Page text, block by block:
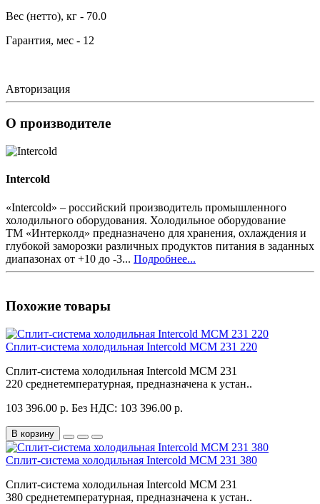
Вес (нетто), кг - 70.0
Гарантия, мес - 12
Авторизация
О производителе
Intercold
«Intercold» – российский производитель промышленного
холодильного оборудования. Холодильное оборудование
ТМ «Интерколд» предназначено для хранения, охлаждения и
глубокой заморозки различных продуктов питания в заданных
диапазонах от +10 до -3... Подробнее...
Похожие товары
Сплит-система холодильная Intercold MCM 231 220
Сплит-система холодильная Intercold MCM 231
220 среднетемпературная, предназначена к устан..
103 396.00 р. Без НДС: 103 396.00 р.
В корзину
Сплит-система холодильная Intercold MCM 231 380
Сплит-система холодильная Intercold MCM 231
380 среднетемпературная, предназначена к устан..